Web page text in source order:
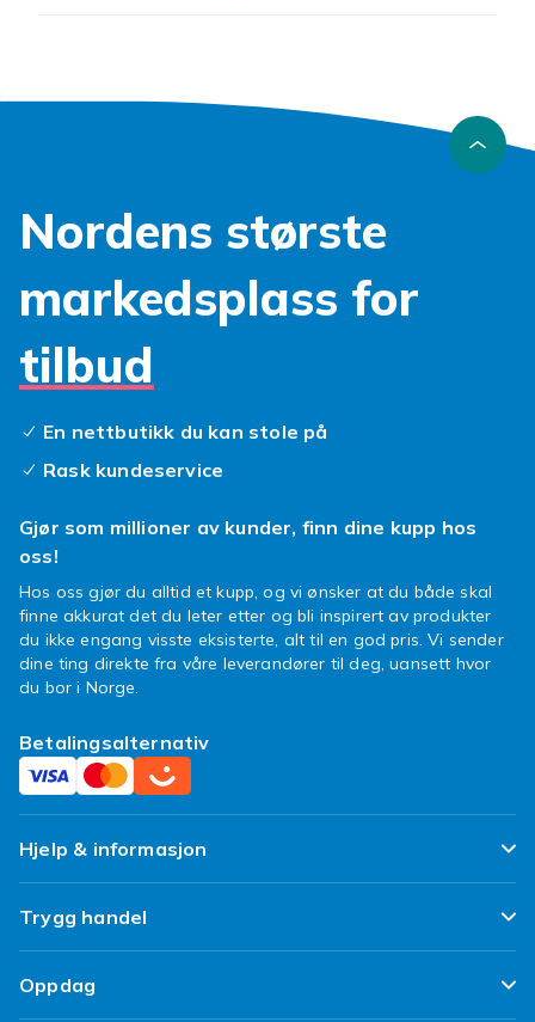
Nordens største
markedsplass for
tilbud
En nettbutikk du kan stole på
Rask kundeservice
Gjør som millioner av kunder, finn dine kupp hos
oss!
Hos oss gjør du alltid et kupp, og vi ønsker at du både skal
finne akkurat det du leter etter og bli inspirert av produkter
du ikke engang visste eksisterte, alt til en god pris. Vi sender
dine ting direkte fra våre leverandører til deg, uansett hvor
du bor i Norge.
Betalingsalternativ
Hjelp & informasjon
Ofte stilte spørsmål
Spor pakken min
Angre & returner her
Trygg handel
Fornøyd kunde-løfte
Oppdag